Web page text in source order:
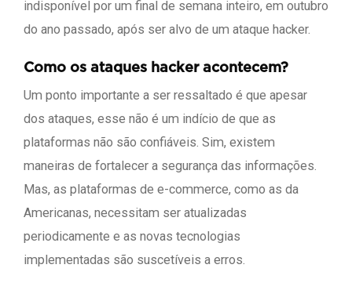
indisponível por um final de semana inteiro, em outubro
do ano passado, após ser alvo de um ataque hacker.
Como os ataques hacker acontecem?
Um ponto importante a ser ressaltado é que apesar
dos ataques, esse não é um indício de que as
plataformas não são confiáveis. Sim, existem
maneiras de fortalecer a segurança das informações.
Mas, as plataformas de e-commerce, como as da
Americanas, necessitam ser atualizadas
periodicamente e as novas tecnologias
implementadas são suscetíveis a erros.